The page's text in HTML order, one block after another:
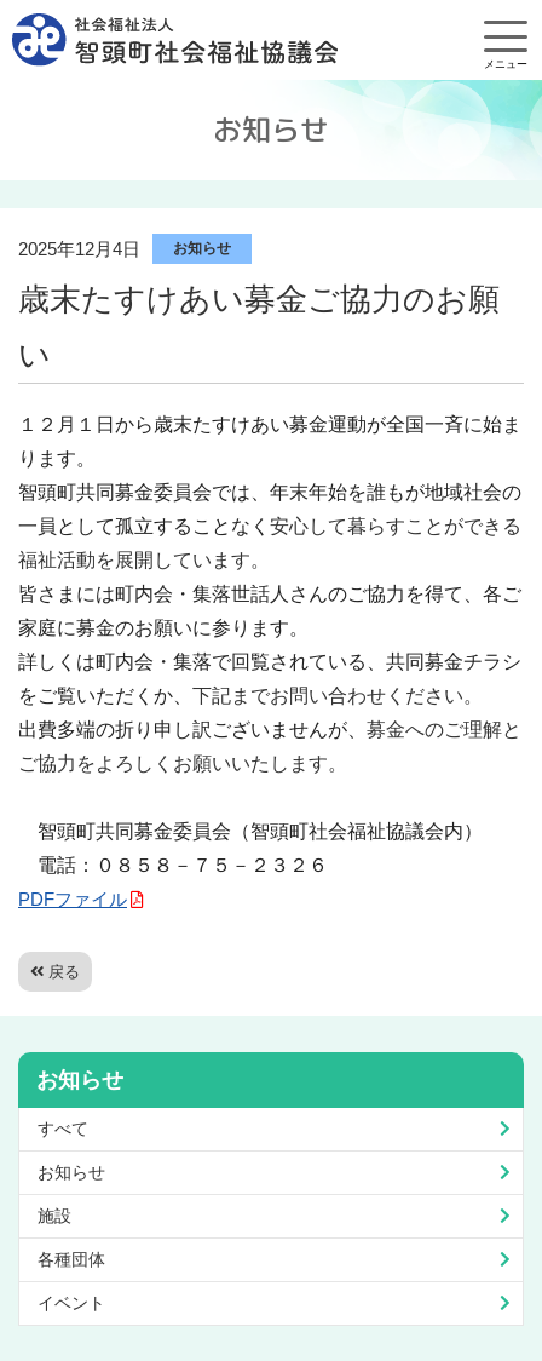
メニュー
お知らせ
2025年12月4日 お知らせ
歳末たすけあい募金ご協力のお願
い
１２月１日から歳末たすけあい募金運動が全国一斉に始ま
ります。
智頭町共同募金委員会では、年末年始を誰もが地域社会の
一員として孤立することなく 安心して暮らすことができる
福祉活動を展開しています。
皆さまには町内会・集落世話人さんのご協力を得て、各ご
家庭に募金のお願いに参ります。
詳しくは町内会・集落で回覧されている、共同募金チラシ
をご覧いただくか、 下記までお問い合わせください。
出費多端の折り申し訳ございませんが、 募金へのご理解と
ご協力をよろしくお願いいたします。
智頭町共同募金委員会（智頭町社会福祉協議会内）
電話：０８５８－７５－２３２６
PDFファイル
戻る
お知らせ
すべて
お知らせ
施設
各種団体
イベント